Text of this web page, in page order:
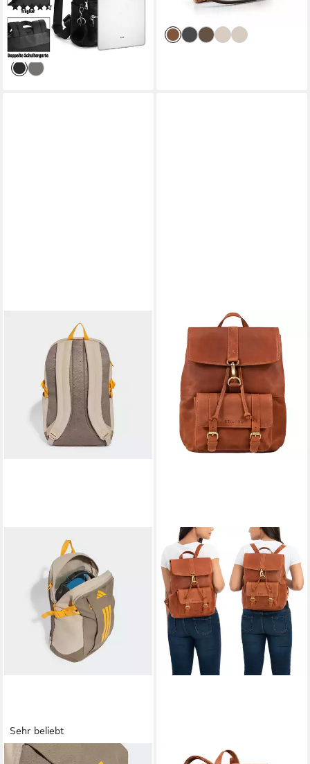
(63)
27,93 € UVP47,00 €
-41%
lieferbar - in 4-5 Werktagen bei dir
Sehr beliebt
ADIDAS PERFORMANCE STILORD